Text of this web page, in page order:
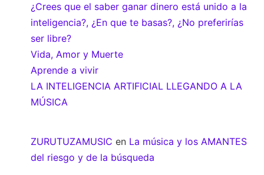
¿Crees que el saber ganar dinero está unido a la
inteligencia?, ¿En que te basas?, ¿No preferirías
ser libre?
Vida, Amor y Muerte
Aprende a vivir
LA INTELIGENCIA ARTIFICIAL LLEGANDO A LA
MÚSICA
ZURUTUZAMUSIC en La música y los AMANTES
del riesgo y de la búsqueda